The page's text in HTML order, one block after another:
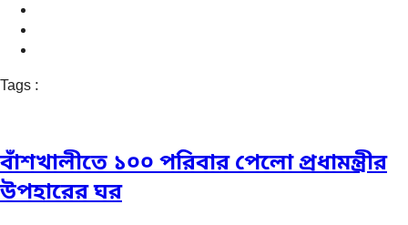
Tags :
বাঁশখালীতে ১০০ পরিবার পেলো প্রধামন্ত্রীর
উপহারের ঘর